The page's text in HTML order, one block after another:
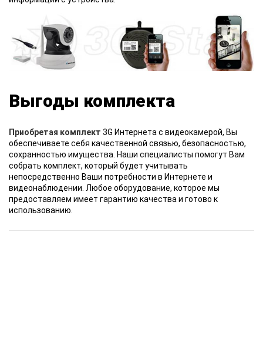
Выгоды комплекта
Приобретая комплект 3G Интернета с видеокамерой, Вы
обеспечиваете себя качественной связью, безопасностью,
сохранностью имущества. Наши специалисты помогут Вам
собрать комплект, который будет учитывать
непосредственно Ваши потребности в Интернете и
видеонаблюдении. Любое оборудование, которое мы
предоставляем имеет гарантию качества и готово к
использованию.